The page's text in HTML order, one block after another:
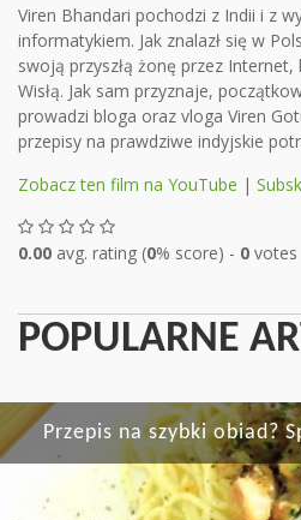
Viren Bhandari pochodzi z Indii i z
informatykiem. Jak znalazł się w
swoją przyszłą żonę przez
Wisłą. Jak sam przyznaje,
prowadzi bloga oraz vloga Viren
przepisy na prawdziwe indyjskie
Zobacz ten film na YouTube |
0.00 avg. rating (0% score) - 0 votes
POPULARNE
Przepis na szybki obiad?